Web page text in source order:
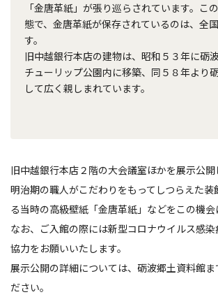
「金唐革紙」が張り巡らされています。こ
態で、金唐革紙が保存されているのは、全
す。
旧中越銀行本店の建物は、昭和５３年に砺
チューリップ公園内に移築、同５８年より
して広く親しまれています。
旧中越銀行本店２階の大会議室ほかを展示公開
明治期の職人がこだわりをもってしつらえた
る当時の高級壁紙「金唐革紙」などをこの機会
なお、ご入館の際には新型コロナウイルス感
協力をお願いいたします。
展示公開の詳細については、砺波郷土資料館ま
ださい。